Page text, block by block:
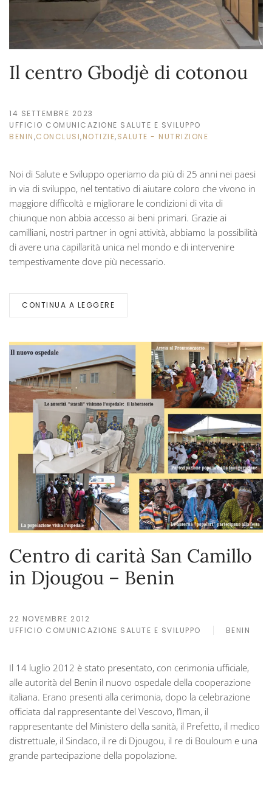
Il centro Gbodjè di cotonou
14 SETTEMBRE 2023
UFFICIO COMUNICAZIONE SALUTE E SVILUPPO
BENIN,CONCLUSI,NOTIZIE,SALUTE - NUTRIZIONE
Noi di Salute e Sviluppo operiamo da più di 25 anni nei paesi
in via di sviluppo, nel tentativo di aiutare coloro che vivono in
maggiore difficoltà e migliorare le condizioni di vita di
chiunque non abbia accesso ai beni primari. Grazie ai
camilliani, nostri partner in ogni attività, abbiamo la possibilità
di avere una capillarità unica nel mondo e di intervenire
tempestivamente dove più necessario.
CONTINUA A LEGGERE
Centro di carità San Camillo
in Djougou – Benin
22 NOVEMBRE 2012
UFFICIO COMUNICAZIONE SALUTE E SVILUPPO
BENIN
Il 14 luglio 2012 è stato presentato, con cerimonia ufficiale,
alle autorità del Benin il nuovo ospedale della cooperazione
italiana. Erano presenti alla cerimonia, dopo la celebrazione
officiata dal rappresentante del Vescovo, l’Iman, il
rappresentante del Ministero della sanità, il Prefetto, il medico
distrettuale, il Sindaco, il re di Djougou, il re di Bouloum e una
grande partecipazione della popolazione.